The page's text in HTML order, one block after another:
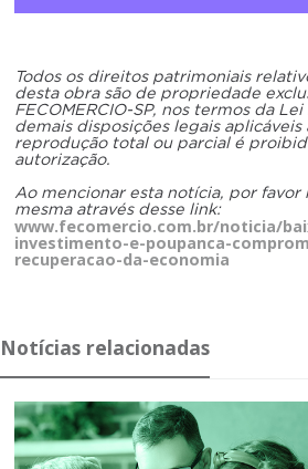
Todos os direitos patrimoniais
desta obra são de propriedade
FECOMERCIO-SP, nos termos da Lei
demais disposições legais aplicáveis
reprodução total ou parcial é
autorização.
Ao mencionar esta notícia, por favor
mesma através desse link:
www.fecomercio.com.br/noticia/
investimento-e-poupanca-
recuperacao-da-economia
Notícias relacionadas